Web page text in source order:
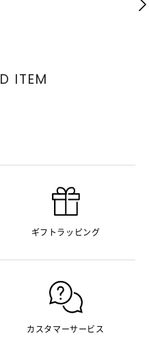
ITEM
ギフトラッピング
カスタマーサービス